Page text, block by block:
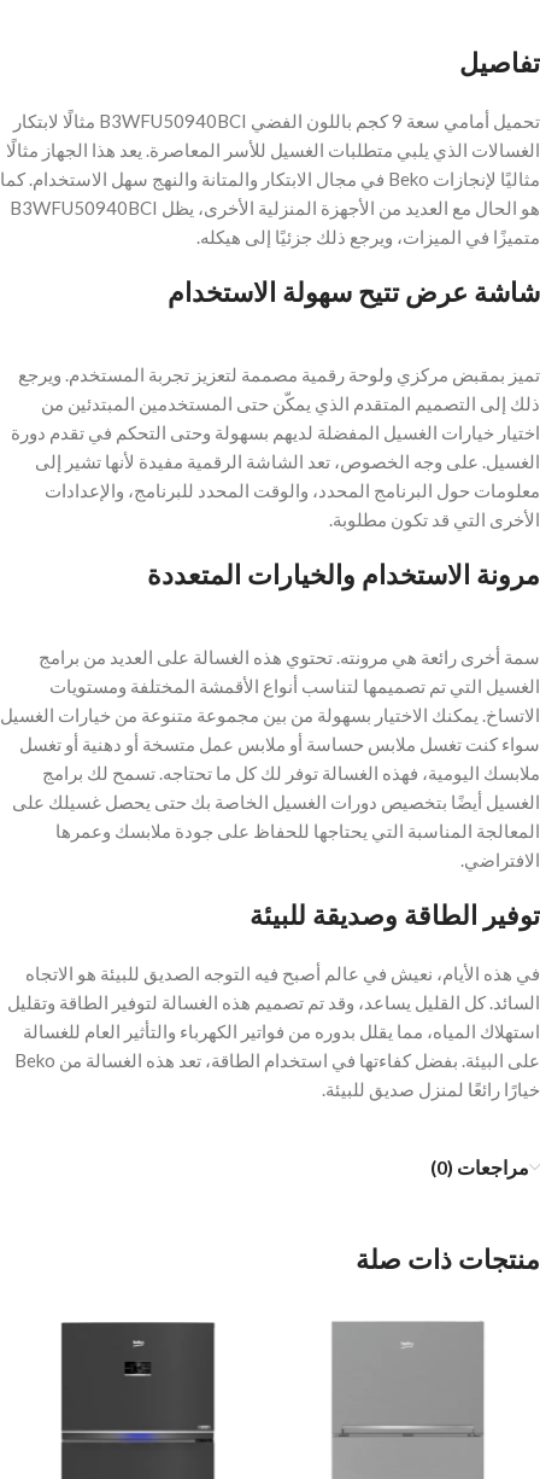
تفاصيل
تحميل أمامي سعة 9 كجم باللون الفضي B3WFU50940BCI مثالًا لابتكار
الغسالات الذي يلبي متطلبات الغسيل للأسر المعاصرة. يعد هذا الجهاز مثالًا
مثاليًا لإنجازات Beko في مجال الابتكار والمتانة والنهج سهل الاستخدام. كما
هو الحال مع العديد من الأجهزة المنزلية الأخرى، يظل B3WFU50940BCI
متميزًا في الميزات، ويرجع ذلك جزئيًا إلى هيكله.
شاشة عرض تتيح سهولة الاستخدام
تميز بمقبض مركزي ولوحة رقمية مصممة لتعزيز تجربة المستخدم. ويرجع
ذلك إلى التصميم المتقدم الذي يمكّن حتى المستخدمين المبتدئين من
اختيار خيارات الغسيل المفضلة لديهم بسهولة وحتى التحكم في تقدم دورة
الغسيل. على وجه الخصوص، تعد الشاشة الرقمية مفيدة لأنها تشير إلى
معلومات حول البرنامج المحدد، والوقت المحدد للبرنامج، والإعدادات
الأخرى التي قد تكون مطلوبة.
مرونة الاستخدام والخيارات المتعددة
سمة أخرى رائعة هي مرونته. تحتوي هذه الغسالة على العديد من برامج
الغسيل التي تم تصميمها لتناسب أنواع الأقمشة المختلفة ومستويات
الاتساخ. يمكنك الاختيار بسهولة من بين مجموعة متنوعة من خيارات الغسيل
سواء كنت تغسل ملابس حساسة أو ملابس عمل متسخة أو دهنية أو تغسل
ملابسك اليومية، فهذه الغسالة توفر لك كل ما تحتاجه. تسمح لك برامج
الغسيل أيضًا بتخصيص دورات الغسيل الخاصة بك حتى يحصل غسيلك على
المعالجة المناسبة التي يحتاجها للحفاظ على جودة ملابسك وعمرها
الافتراضي.
توفير الطاقة وصديقة للبيئة
في هذه الأيام، نعيش في عالم أصبح فيه التوجه الصديق للبيئة هو الاتجاه
السائد. كل القليل يساعد، وقد تم تصميم هذه الغسالة لتوفير الطاقة وتقليل
استهلاك المياه، مما يقلل بدوره من فواتير الكهرباء والتأثير العام للغسالة
على البيئة. بفضل كفاءتها في استخدام الطاقة، تعد هذه الغسالة من Beko
خيارًا رائعًا لمنزل صديق للبيئة.
مراجعات (0)
منتجات ذات صلة